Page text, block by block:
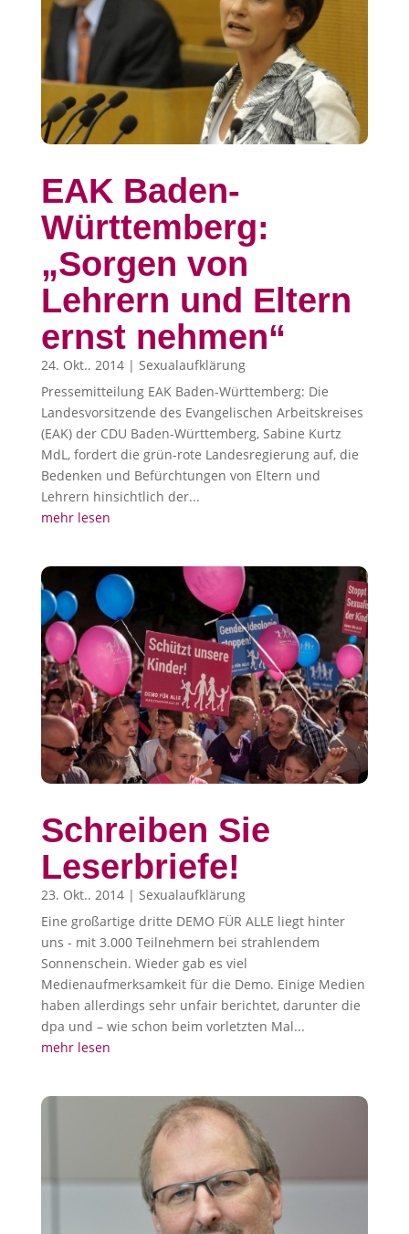
EAK Baden-
Württemberg:
„Sorgen von
Lehrern und Eltern
ernst nehmen“
24. Okt.. 2014| Sexualaufklärung
Pressemitteilung EAK Baden-Württemberg: Die
Landesvorsitzende des Evangelischen Arbeitskreises
(EAK) der CDU Baden-Württemberg, Sabine Kurtz
MdL, fordert die grün-rote Landesregierung auf, die
Bedenken und Befürchtungen von Eltern und
Lehrern hinsichtlich der...
mehr lesen
Schreiben Sie
Leserbriefe!
23. Okt.. 2014| Sexualaufklärung
Eine großartige dritte DEMO FÜR ALLE liegt hinter
uns - mit 3.000 Teilnehmern bei strahlendem
Sonnenschein. Wieder gab es viel
Medienaufmerksamkeit für die Demo. Einige Medien
haben allerdings sehr unfair berichtet, darunter die
dpa und – wie schon beim vorletzten Mal...
mehr lesen